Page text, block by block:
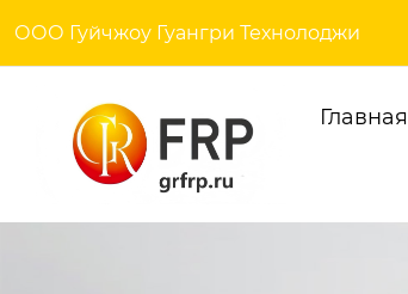
ООО Гуйчжоу Гуангри Технолоджи
Главная